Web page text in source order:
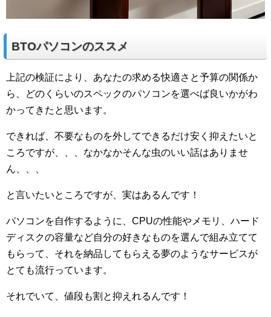
BTOパソコンのススメ
上記の検証により、あなたの求める快適さと予算の関係か
ら、どのくらいのスペックのパソコンを選べば良いかがわ
かってきたと思います。
できれば、不要なものを外してできるだけ安く抑えたいと
ころですが、、、なかなかそんな虫のいい話はありませ
ん、、、
と言いたいところですが、実はあるんです！
パソコンを自作するように、CPUの性能やメモリ、ハード
ディスクの容量など自分の好きなものを選んで組み立てて
もらって、それを納品してもらえる夢のようなサービスが
とても流行っています。
それでいて、値段も割と抑えれるんです！